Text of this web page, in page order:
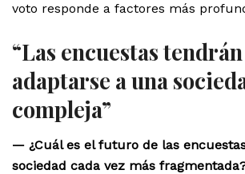
voto responde a factores más
“Las encuestas
adaptarse a una
compleja”
— ¿Cuál es el futuro de las
sociedad cada vez más